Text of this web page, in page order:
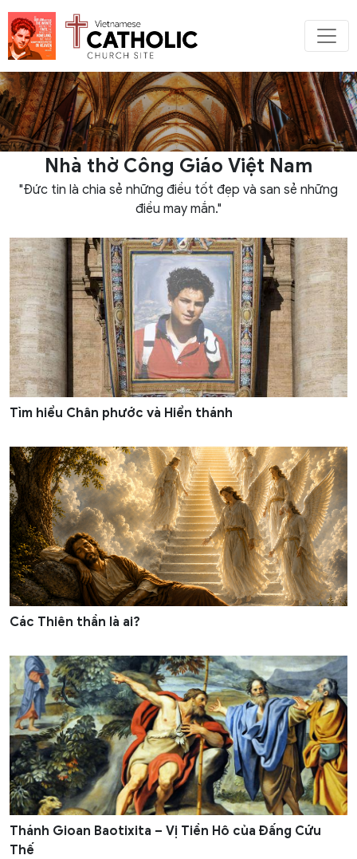
Nhà thờ Công Giáo Việt Nam
"Đức tin là chia sẻ những điều tốt đẹp và san sẻ những
điều may mắn."
Tìm hiểu Chân phước và Hiển thánh
Các Thiên thần là ai?
Thánh Gioan Baotixita – Vị Tiền Hô của Đấng Cứu
Thế